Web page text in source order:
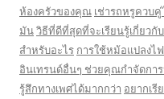
ห้องครัวของคุณ เช่ารถหรูควบ
มันวิธีที่ดีที่สุดที่จะเรียนรู้เกี่ยวกั
สำหรับอะไร การใช้หม้อแปลงไ
อินเทรนด์อื่นๆ ช่วยคุณกำจัดการ
รู้สึกทางเพศได้มากกว่า อยากเ